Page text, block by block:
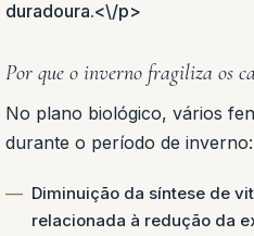
duradoura.<\/p>
Por que o inverno fragiliza os
No plano biológico, vários
durante o período de
Diminuição da síntese de
relacionada à redução da